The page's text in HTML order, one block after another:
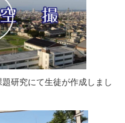
研究にて生徒が作成しまし